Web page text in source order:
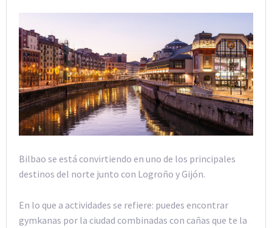
Bilbao se está convirtiendo en uno de los principales
destinos del norte junto con Logroño y Gijón.
En lo que a actividades se refiere: puedes encontrar
gymkanas por la ciudad combinadas con cañas que te la